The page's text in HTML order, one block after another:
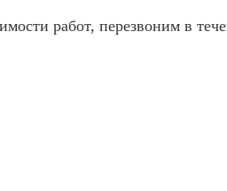
работ, перезвоним в